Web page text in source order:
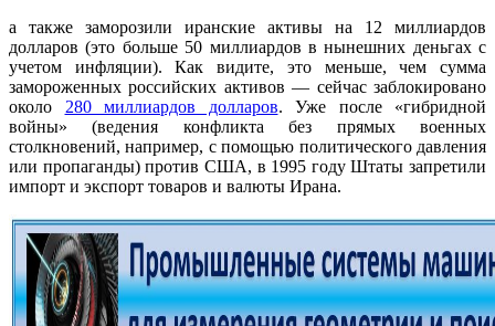
а также заморозили иранские активы на 12 миллиардов
долларов (это больше 50 миллиардов в нынешних деньгах с
учетом инфляции). Как видите, это меньше, чем сумма
замороженных российских активов — сейчас заблокировано
около 280 миллиардов долларов. Уже после «гибридной
войны» (ведения конфликта без прямых военных
столкновений, например, с помощью политического давления
или пропаганды) против США, в 1995 году Штаты запретили
импорт и экспорт товаров и валюты Ирана.